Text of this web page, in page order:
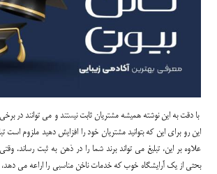
با دقت به این نوشته همیشه مشتریان ثابت نیستند و می توانند در برخی
این رو برای این که بتوانید مشتریان خود را افزایش دهید ملزوم است
علاوه بر این، تبلیغ می تواند برند شما را در ذهن به ثبت رساند.
بحثی از یک آرایشگاه خوب که خدمات ناخن مناسبی را اراعه می دهد،